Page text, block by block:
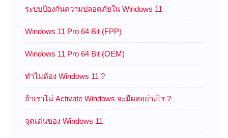
ระบบป้องกันความปลอดภัยใน Windows 11
Windows 11 Pro 64 Bit (FPP)
Windows 11 Pro 64 Bit (OEM)
ทำไมต้อง Windows 11 ?
ถ้าเราไม่ Activate Windows จะมีผลอย่างไร ?
จุดเด่นของ Windows 11